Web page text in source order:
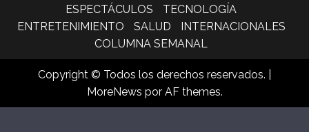
ESPECTÁCULOS
TECNOLOGÍA
ENTRETENIMIENTO
SALUD
INTERNACIONALES
COLUMNA SEMANAL
Copyright © Todos los derechos reservados.
MoreNews por AF themes.